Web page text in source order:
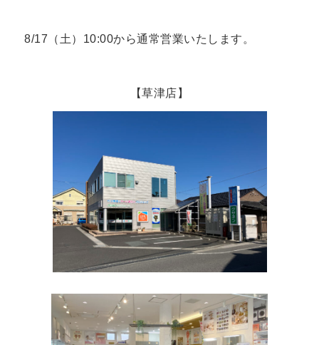
8/17（土）10:00から通常営業いたします。
【草津店】